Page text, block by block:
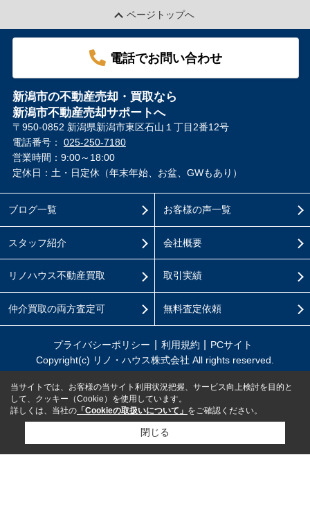
ページトップへ
電話でお問い合わせ
新潟市の不動産売却・買取なら
新潟市不動産売却サポートへ
〒950-0852 新潟県新潟市東区石山１丁目2番12号
電話番号： 025-250-7180
営業時間：9:00～18:00
定休日：土・日定休（年末年始、お盆、GWもあり）
ブログ一覧
スタッフ紹介
リノハウス不動産買取
仲介買取の両方査定可
お客様の声一覧
会社概要
取引実績
無料査定依頼
プライバシーポリシー 利用規約
PCサイト
Copyright(c) リノ・ハウス株式会社 All rights reserved.
当サイトでは、お客様の当サイト利用状況把握、サービス向上検討を目的と
して、クッキー（Cookie）を使用しています。
詳しくは、当社の 「Cookieの取扱いについて」 をご確認ください。
閉じる